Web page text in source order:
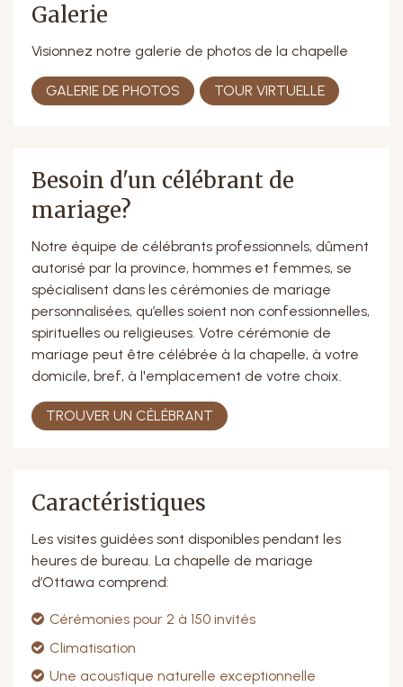
Galerie
Visionnez notre galerie de photos de la chapelle
GALERIE DE PHOTOS TOUR VIRTUELLE
Besoin d'un célébrant de
mariage?
Notre équipe de célébrants professionnels, dûment
autorisé par la province, hommes et femmes, se
spécialisent dans les cérémonies de mariage
personnalisées, qu’elles soient non confessionnelles,
spirituelles ou religieuses. Votre cérémonie de
mariage peut être célébrée à la chapelle, à votre
domicile, bref, à l'emplacement de votre choix.
TROUVER UN CÉLÉBRANT
Caractéristiques
Les visites guidées sont disponibles pendant les
heures de bureau. La chapelle de mariage
d’Ottawa comprend:
Cérémonies pour 2 à 150 invités
Climatisation
Une acoustique naturelle exceptionnelle